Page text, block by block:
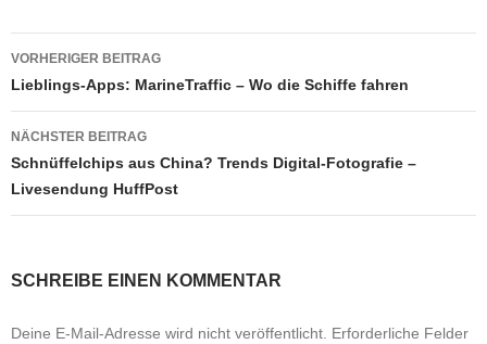
Beitragsnavigation
VORHERIGER BEITRAG
Lieblings-Apps: MarineTraffic – Wo die Schiffe fahren
NÄCHSTER BEITRAG
Schnüffelchips aus China? Trends Digital-Fotografie –
Livesendung HuffPost
SCHREIBE EINEN KOMMENTAR
Deine E-Mail-Adresse wird nicht veröffentlicht. Erforderliche Felder